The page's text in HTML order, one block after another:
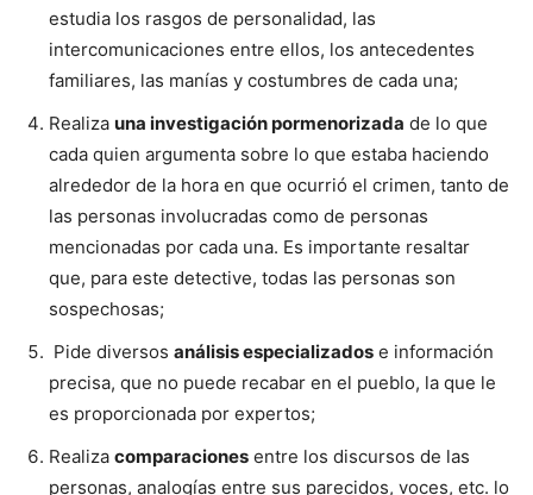
estudia los rasgos de personalidad, las
intercomunicaciones entre ellos, los antecedentes
familiares, las manías y costumbres de cada una;
Realiza una investigación pormenorizada de lo que
cada quien argumenta sobre lo que estaba haciendo
alrededor de la hora en que ocurrió el crimen, tanto de
las personas involucradas como de personas
mencionadas por cada una. Es importante resaltar
que, para este detective, todas las personas son
sospechosas;
Pide diversos análisis especializados e información
precisa, que no puede recabar en el pueblo, la que le
es proporcionada por expertos;
Realiza comparaciones entre los discursos de las
personas, analogías entre sus parecidos, voces, etc. lo